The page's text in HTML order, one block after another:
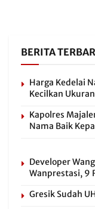
BERITA
Harga Kedelai
Kecilkan Ukuran
Kapolres
Nama Baik
Developer
Wanprestasi, 9
Gresik Sudah